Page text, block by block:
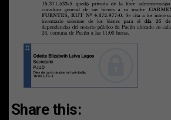
Share this: